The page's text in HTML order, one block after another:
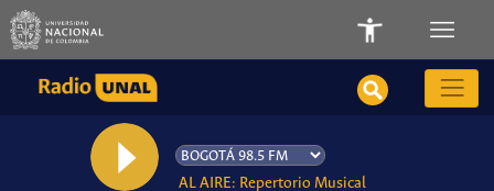
AL AIRE: Repertorio Musical